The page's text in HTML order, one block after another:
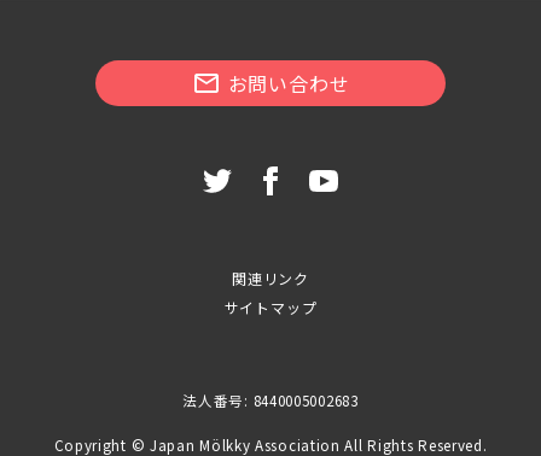
お問い合わせ
関連リンク
サイトマップ
法人番号: 8440005002683
Copyright © Japan Mölkky Association All Rights Reserved.